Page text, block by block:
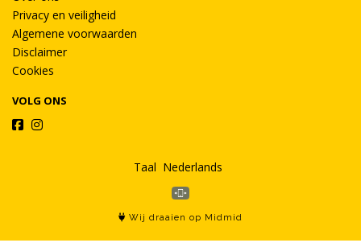
Privacy en veiligheid
Algemene voorwaarden
Disclaimer
Cookies
VOLG ONS
Taal
Wij draaien op Midmid